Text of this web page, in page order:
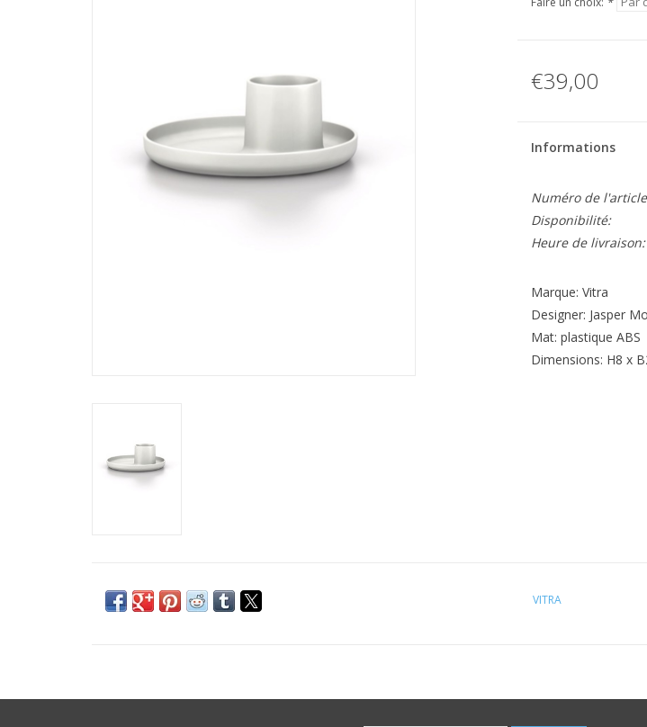
€39,00
Informations
Numéro de
Disponibilité:
Heure de livraison:
Marque: Vitra
Designer: Jasper
Mat: plastique ABS
Dimensions: H8 x
VITRA